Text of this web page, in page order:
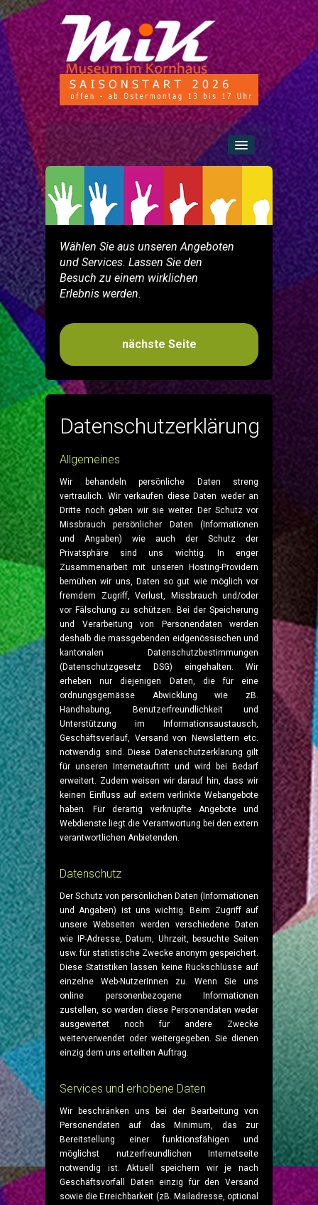
Home
Aktuell
Erlebniswelt
Infos
Wählen Sie aus unseren Angeboten
und Services. Lassen Sie den
Besuch zu einem wirklichen
Erlebnis werden.
nächste Seite
Datenschutzerklärung
Allgemeines
Wir behandeln persönliche Daten streng
vertraulich. Wir verkaufen diese Daten weder an
Dritte noch geben wir sie weiter. Der Schutz vor
Missbrauch persönlicher Daten (Informationen
und Angaben) wie auch der Schutz der
Privatsphäre sind uns wichtig. In enger
Zusammenarbeit mit unseren Hosting-Providern
bemühen wir uns, Daten so gut wie möglich vor
fremdem Zugriff, Verlust, Missbrauch und/oder
vor Fälschung zu schützen. Bei der Speicherung
und Verarbeitung von Personendaten werden
deshalb die massgebenden eidgenössischen und
kantonalen Datenschutzbestimmungen
(Datenschutzgesetz DSG) eingehalten. Wir
erheben nur diejenigen Daten, die für eine
ordnungsgemässe Abwicklung wie zB.
Handhabung, Benutzerfreundlichkeit und
Unterstützung im Informationsaustausch,
Geschäftsverlauf, Versand von Newslettern etc.
notwendig sind. Diese Datenschutzerklärung gilt
für unseren Internetauftritt und wird bei Bedarf
erweitert. Zudem weisen wir darauf hin, dass wir
keinen Einfluss auf extern verlinkte Webangebote
haben. Für derartig verknüpfte Angebote und
Webdienste liegt die Verantwortung bei den extern
verantwortlichen Anbietenden.
Datenschutz
Der Schutz von persönlichen Daten (Informationen
und Angaben) ist uns wichtig. Beim Zugriff auf
unsere Webseiten werden verschiedene Daten
wie IP-Adresse, Datum, Uhrzeit, besuchte Seiten
usw. für statistische Zwecke anonym gespeichert.
Diese Statistiken lassen keine Rückschlüsse auf
einzelne Web-NutzerInnen zu. Wenn Sie uns
online personenbezogene Informationen
zustellen, so werden diese Personendaten weder
ausgewertet noch für andere Zwecke
weiterverwendet oder weitergegeben. Sie dienen
einzig dem uns erteilten Auftrag.
Services und erhobene Daten
Wir beschränken uns bei der Bearbeitung von
Personendaten auf das Minimum, das zur
Bereitstellung einer funktionsfähigen und
möglichst nutzerfreundlichen Internetseite
notwendig ist. Aktuell speichern wir je nach
Geschäftsvorfall Daten einzig für den Versand
sowie die Erreichbarkeit (zB. Mailadresse, optional